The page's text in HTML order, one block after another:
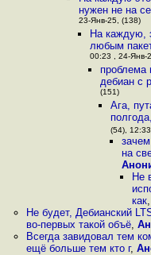
нужен не на
23-Янв-25, (138)
На каждую,
любым
00:23 , 24-Янв-
проблема
дебиан с
(151)
Ага,
(54),
на
Не
как,
Не будет, Дебианский
во-первых такой объё,
Всегда завидовал тем
ещё больше тем кто г,